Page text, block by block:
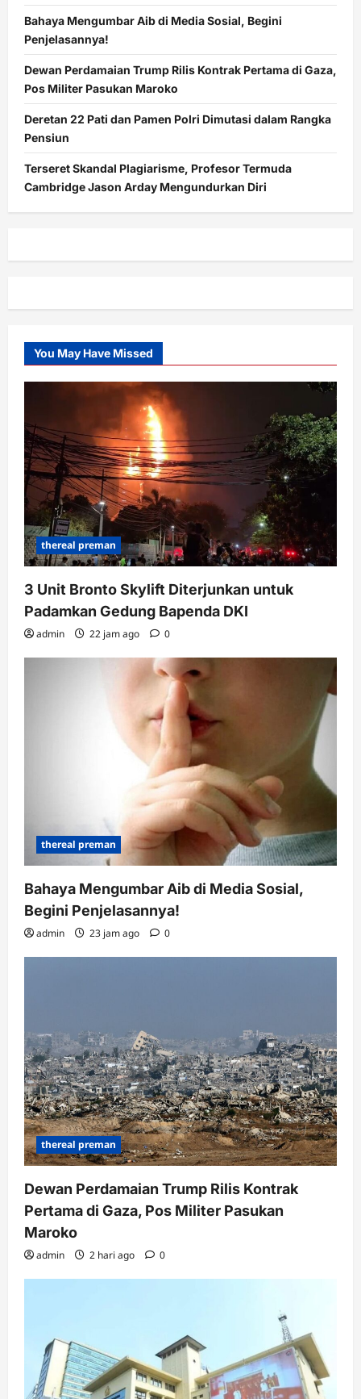
Bahaya Mengumbar Aib di Media Sosial, Begini
Penjelasannya!
Dewan Perdamaian Trump Rilis Kontrak Pertama di Gaza,
Pos Militer Pasukan Maroko
Deretan 22 Pati dan Pamen Polri Dimutasi dalam Rangka
Pensiun
Terseret Skandal Plagiarisme, Profesor Termuda
Cambridge Jason Arday Mengundurkan Diri
You May Have Missed
thereal preman
3 Unit Bronto Skylift Diterjunkan untuk
Padamkan Gedung Bapenda DKI
admin 22 jam ago 0
thereal preman
Bahaya Mengumbar Aib di Media Sosial,
Begini Penjelasannya!
admin 23 jam ago 0
thereal preman
Dewan Perdamaian Trump Rilis Kontrak
Pertama di Gaza, Pos Militer Pasukan
Maroko
admin 2 hari ago 0